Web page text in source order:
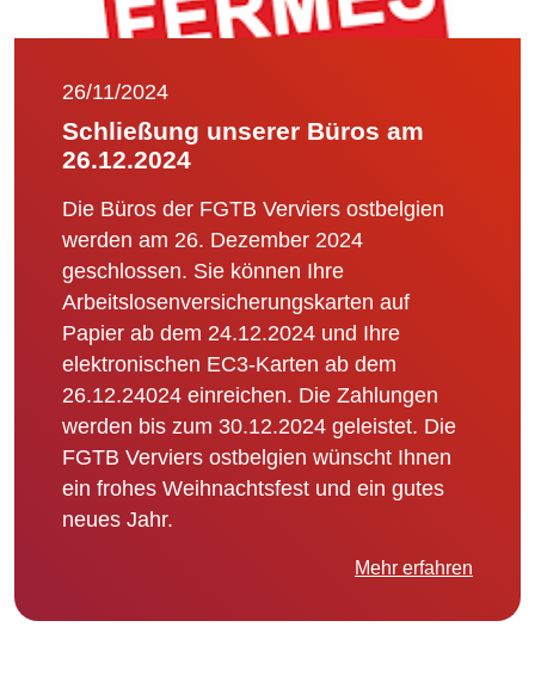
26/11/2024
Schließung unserer Büros am
26.12.2024
Die Büros der FGTB Verviers ostbelgien
werden am 26. Dezember 2024
geschlossen. Sie können Ihre
Arbeitslosenversicherungskarten auf
Papier ab dem 24.12.2024 und Ihre
elektronischen EC3-Karten ab dem
26.12.24024 einreichen. Die Zahlungen
werden bis zum 30.12.2024 geleistet. Die
FGTB Verviers ostbelgien wünscht Ihnen
ein frohes Weihnachtsfest und ein gutes
neues Jahr.
Mehr erfahren